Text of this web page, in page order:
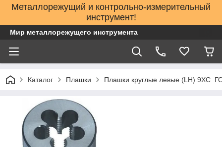
Металлорежущий и контрольно-измерительный
инструмент!
Мир металлорежущего инструмента
Каталог Плашки Плашки круглые левые (LH) 9ХС